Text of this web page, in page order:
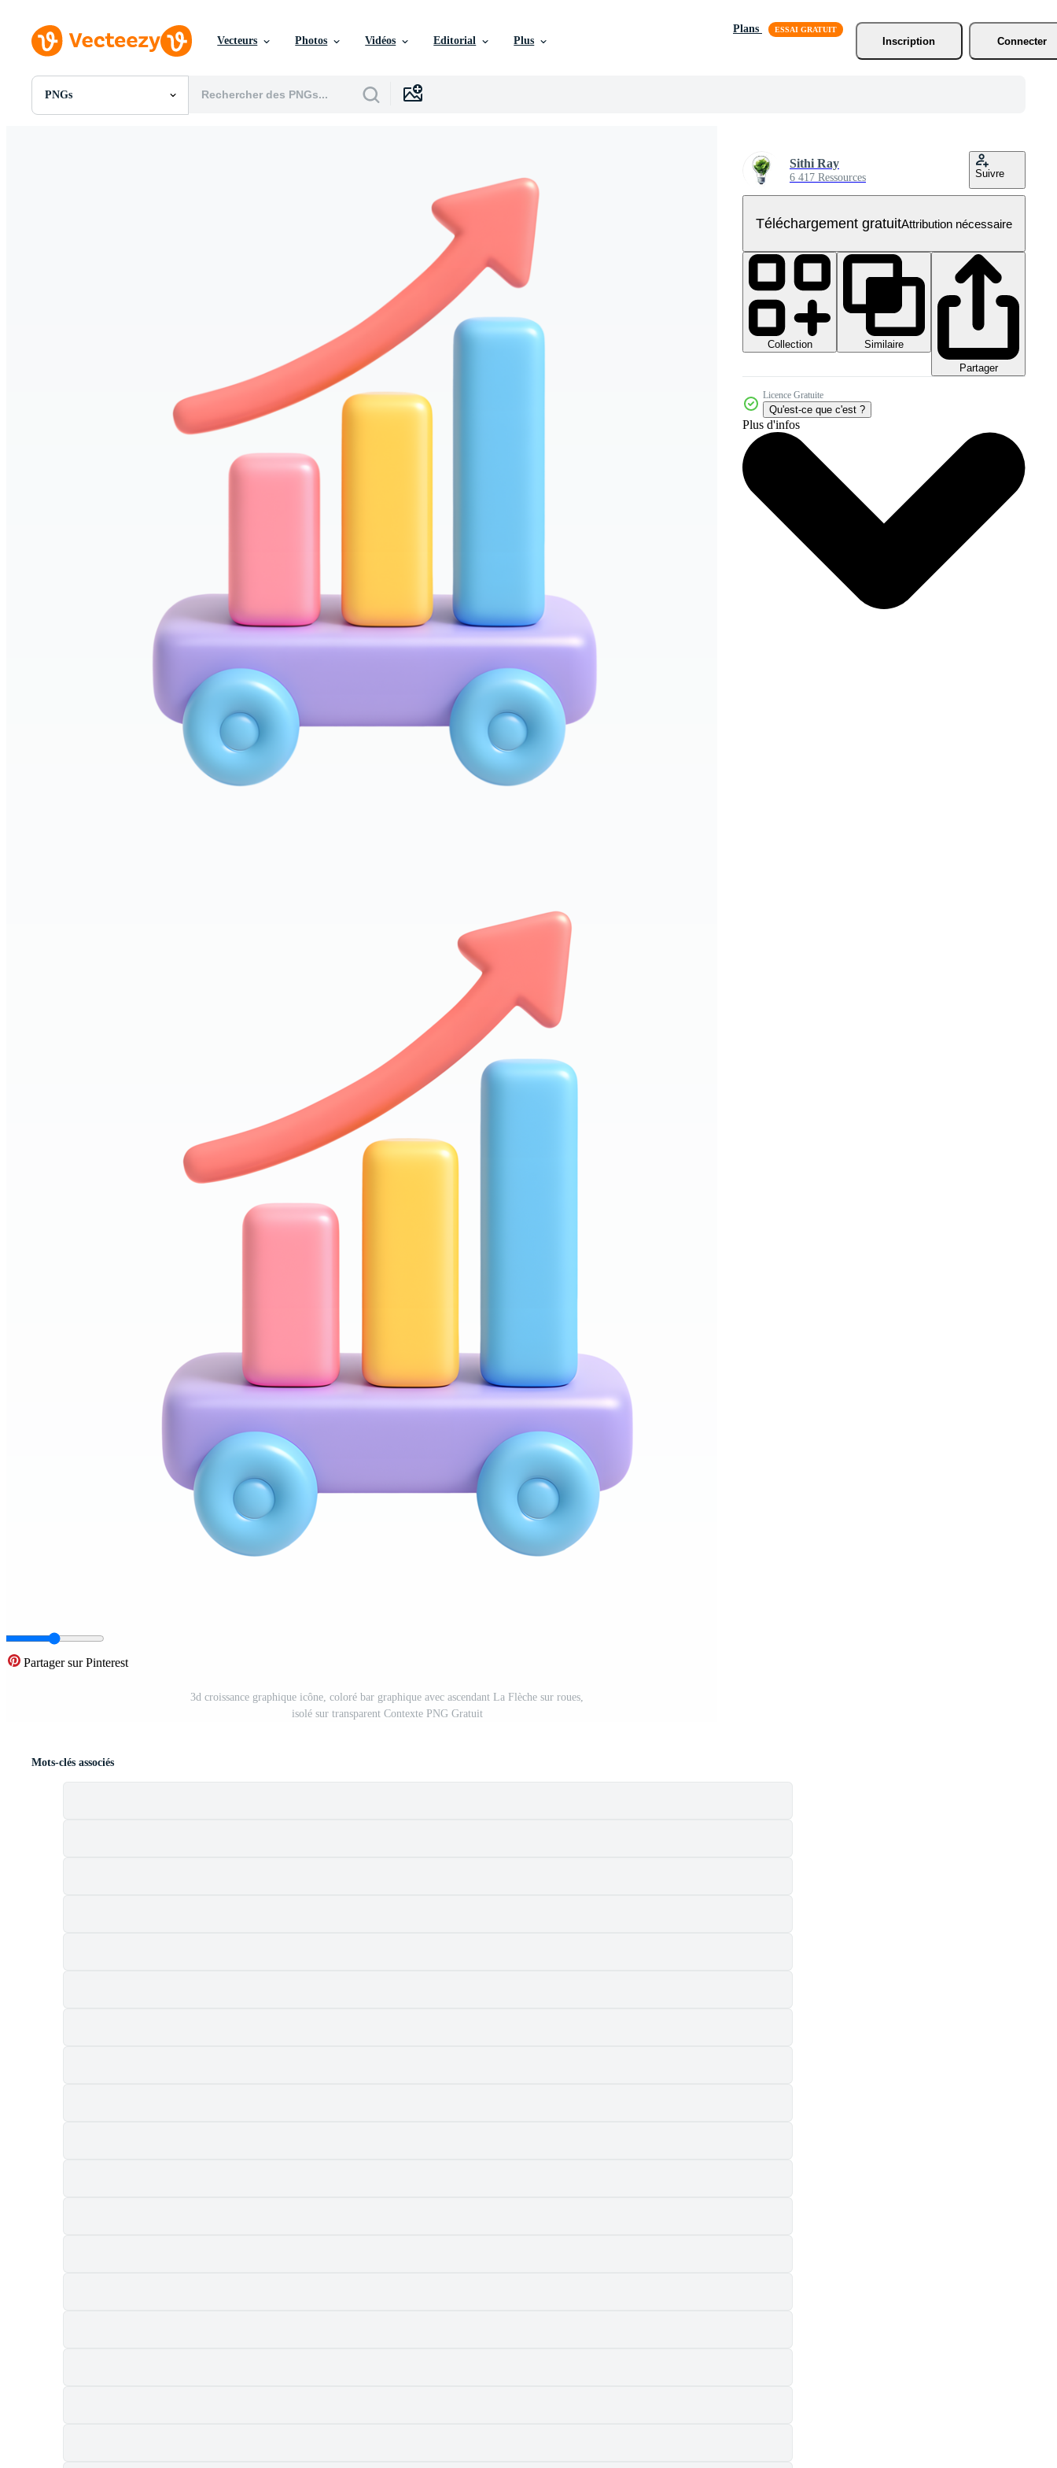
Vecteurs Photos Vidéos Editorial Plus
Plans
Inscription
Connecter
PNGs
Toutes Images
Partager sur Pinterest
3d croissance graphique icône, coloré bar graphique avec ascendant La Flèche sur roues,
isolé sur transparent Contexte PNG Gratuit
Sithi Ray
6 417 Ressources Suivre
Téléchargement gratuitAttribution nécessaire
Collection
Similaire
Partager
Licence Gratuite
Qu'est-ce que c'est ?
Plus d'infos
Mots-clés associés